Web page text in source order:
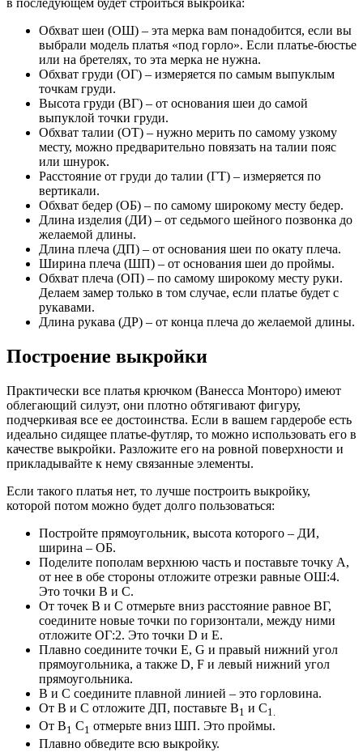
в последующем будет строиться выкройка:
Обхват шеи (ОШ) – эта мерка вам понадобится, если вы
выбрали модель платья «под горло». Если платье-бюстье
или на бретелях, то эта мерка не нужна.
Обхват груди (ОГ) – измеряется по самым выпуклым
точкам груди.
Высота груди (ВГ) – от основания шеи до самой
выпуклой точки груди.
Обхват талии (ОТ) – нужно мерить по самому узкому
месту, можно предварительно повязать на талии пояс
или шнурок.
Расстояние от груди до талии (ГТ) – измеряется по
вертикали.
Обхват бедер (ОБ) – по самому широкому месту бедер.
Длина изделия (ДИ) – от седьмого шейного позвонка до
желаемой длины.
Длина плеча (ДП) – от основания шеи по окату плеча.
Ширина плеча (ШП) – от основания шеи до проймы.
Обхват плеча (ОП) – по самому широкому месту руки.
Делаем замер только в том случае, если платье будет с
рукавами.
Длина рукава (ДР) – от конца плеча до желаемой длины.
Построение выкройки
Практически все платья крючком (Ванесса Монторо) имеют
облегающий силуэт, они плотно обтягивают фигуру,
подчеркивая все ее достоинства. Если в вашем гардеробе есть
идеально сидящее платье-футляр, то можно использовать его в
качестве выкройки. Разложите его на ровной поверхности и
прикладывайте к нему связанные элементы.
Если такого платья нет, то лучше построить выкройку,
которой потом можно будет долго пользоваться:
Постройте прямоугольник, высота которого – ДИ,
ширина – ОБ.
Поделите пополам верхнюю часть и поставьте точку A,
от нее в обе стороны отложите отрезки равные ОШ:4.
Это точки B и C.
От точек B и C отмерьте вниз расстояние равное ВГ,
соедините новые точки по горизонтали, между ними
отложите ОГ:2. Это точки D и E.
Плавно соедините точки E, G и правый нижний угол
прямоугольника, а также D, F и левый нижний угол
прямоугольника.
B и C соедините плавной линией – это горловина.
От B и C отложите ДП, поставьте B1 и C1.
От B1 C1 отмерьте вниз ШП. Это проймы.
Плавно обведите всю выкройку.